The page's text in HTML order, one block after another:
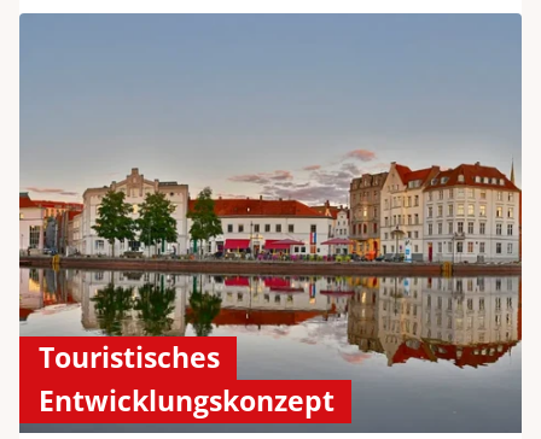
Touristisches
Entwicklungskonzept